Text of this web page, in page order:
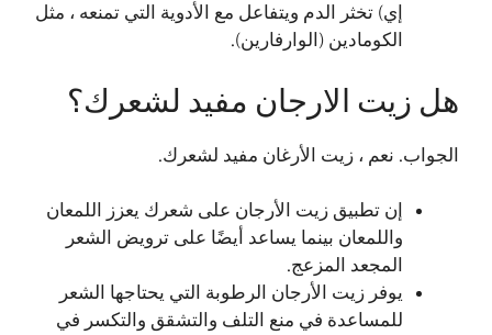
إي) تخثر الدم ويتفاعل مع الأدوية التي تمنعه ​​، مثل
الكومادين (الوارفارين).
هل زيت الارجان مفيد لشعرك؟
الجواب. نعم ، زيت الأرغان مفيد لشعرك.
إن تطبيق زيت الأرجان على شعرك يعزز اللمعان
واللمعان بينما يساعد أيضًا على ترويض الشعر
المجعد المزعج.
يوفر زيت الأرجان الرطوبة التي يحتاجها الشعر
للمساعدة في منع التلف والتشقق والتكسر في